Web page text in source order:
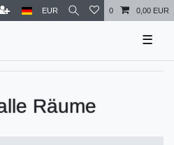
EUR 0 0,00 EUR
☰
Räume